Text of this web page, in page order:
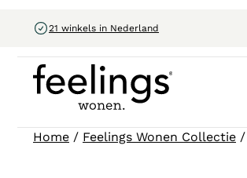
21 winkels in Nederland
Home / Feelings Wonen Collectie /